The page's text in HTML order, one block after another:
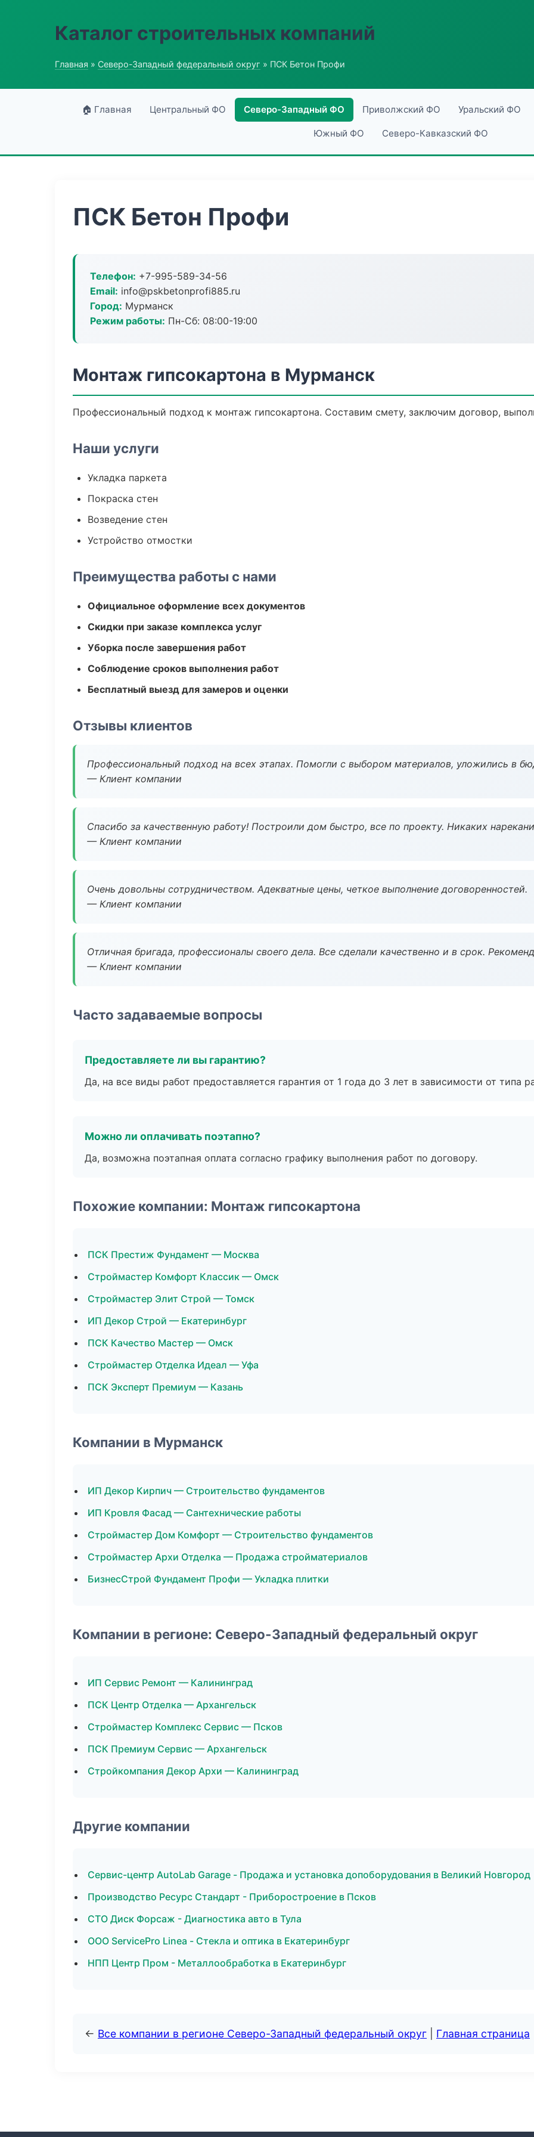
Каталог строительных компаний
Главная » Северо-Западный федеральный округ » ПСК Бетон Профи
🏠 Главная Центральный ФО Северо-Западный ФО Приволжский ФО Уральский ФО
Южный ФО Северо-Кавказский ФО
ПСК Бетон Профи
Телефон: +7-995-589-34-56
Email: info@pskbetonprofi885.ru
Город: Мурманск
Режим работы: Пн-Сб: 08:00-19:00
Монтаж гипсокартона в Мурманск
Профессиональный подход к монтаж гипсокартона. Составим смету, заключим договор,
Наши услуги
Укладка паркета
Покраска стен
Возведение стен
Устройство отмостки
Преимущества работы с нами
Официальное оформление всех документов
Скидки при заказе комплекса услуг
Уборка после завершения работ
Соблюдение сроков выполнения работ
Бесплатный выезд для замеров и оценки
Отзывы клиентов
Профессиональный подход на всех этапах. Помогли с выбором материалов, уложились в
— Клиент компании
Спасибо за качественную работу! Построили дом быстро, все по проекту. Никаких
— Клиент компании
Очень довольны сотрудничеством. Адекватные цены, четкое выполнение договоренностей.
— Клиент компании
Отличная бригада, профессионалы своего дела. Все сделали качественно и в срок.
— Клиент компании
Часто задаваемые вопросы
Предоставляете ли вы гарантию?
Да, на все виды работ предоставляется гарантия от 1 года до 3 лет в зависимости от типа
Можно ли оплачивать поэтапно?
Да, возможна поэтапная оплата согласно графику выполнения работ по договору.
Похожие компании: Монтаж гипсокартона
ПСК Престиж Фундамент — Москва
Строймастер Комфорт Классик — Омск
Строймастер Элит Строй — Томск
ИП Декор Строй — Екатеринбург
ПСК Качество Мастер — Омск
Строймастер Отделка Идеал — Уфа
ПСК Эксперт Премиум — Казань
Компании в Мурманск
ИП Декор Кирпич — Строительство фундаментов
ИП Кровля Фасад — Сантехнические работы
Строймастер Дом Комфорт — Строительство фундаментов
Строймастер Архи Отделка — Продажа стройматериалов
БизнесСтрой Фундамент Профи — Укладка плитки
Компании в регионе: Северо-Западный федеральный округ
ИП Сервис Ремонт — Калининград
ПСК Центр Отделка — Архангельск
Строймастер Комплекс Сервис — Псков
ПСК Премиум Сервис — Архангельск
Стройкомпания Декор Архи — Калининград
Другие компании
Сервис-центр AutoLab Garage - Продажа и установка допоборудования в Великий Новгород
Производство Ресурс Стандарт - Приборостроение в Псков
СТО Диск Форсаж - Диагностика авто в Тула
ООО ServicePro Linea - Стекла и оптика в Екатеринбург
НПП Центр Пром - Металлообработка в Екатеринбург
← Все компании в регионе Северо-Западный федеральный округ Главная страница